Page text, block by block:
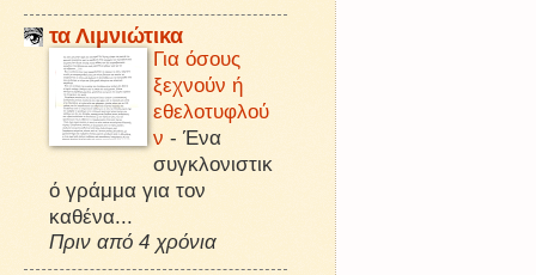
τα Λιμνιώτικα
Για όσους
ξεχνούν ή
εθελοτυφλού
ν - Ένα
συγκλονιστικ
ό γράμμα για τον
καθένα...
Πριν από 4 χρόνια